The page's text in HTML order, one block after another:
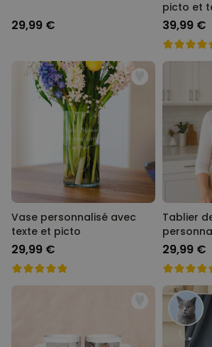
29,99 €
picto et
39,99 €
Vase personnalisé avec
texte et picto
29,99 €
Tablier
et texte
29,99 €